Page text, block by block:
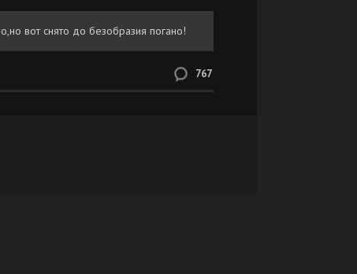
вот снято до безобразия погано!
767